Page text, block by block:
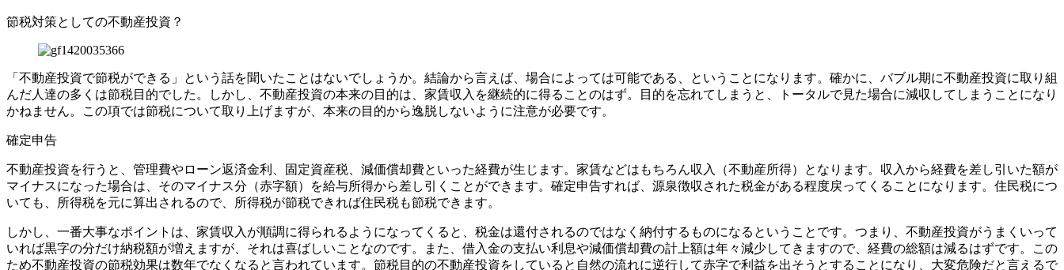
節税対策としての不動産投資？
「不動産投資で節税ができる」という話を聞いたことはないでしょうか。結論から言えば、場合によっては可能である、ということになります。確かに、バブル期に不動産投資に取り組
んだ人達の多くは節税目的でした。しかし、不動産投資の本来の目的は、家賃収入を継続的に得ることのはず。目的を忘れてしまうと、トータルで見た場合に減収してしまうことになり
かねません。この項では節税について取り上げますが、本来の目的から逸脱しないように注意が必要です。
確定申告
不動産投資を行うと、管理費やローン返済金利、固定資産税、減価償却費といった経費が生じます。家賃などはもちろん収入（不動産所得）となります。収入から経費を差し引いた額が
マイナスになった場合は、そのマイナス分（赤字額）を給与所得から差し引くことができます。確定申告すれば、源泉徴収された税金がある程度戻ってくることになります。住民税につ
いても、所得税を元に算出されるので、所得税が節税できれば住民税も節税できます。
しかし、一番大事なポイントは、家賃収入が順調に得られるようになってくると、税金は還付されるのではなく納付するものになるということです。つまり、不動産投資がうまくいって
いれば黒字の分だけ納税額が増えますが、それは喜ばしいことなのです。また、借入金の支払い利息や減価償却費の計上額は年々減少してきますので、経費の総額は減るはずです。この
ため不動産投資の節税効果は数年でなくなると言われています。節税目的の不動産投資をしていると自然の流れに逆行して赤字で利益を出そうとすることになり、大変危険だと言えるで